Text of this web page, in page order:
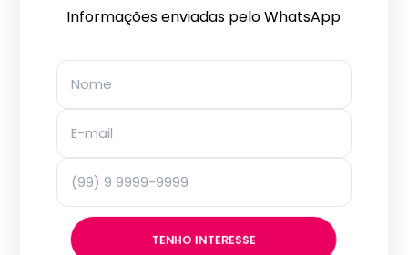
Informações enviadas pelo WhatsApp
TENHO INTERESSE